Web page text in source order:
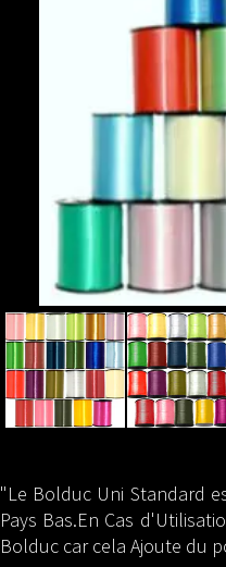
"Le Bolduc Uni Standard
Pays Bas.En Cas
Bolduc car cela Ajoute du